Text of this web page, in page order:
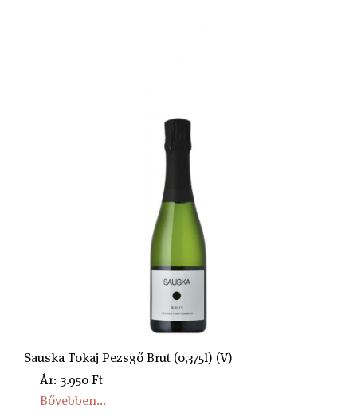
Sauska Tokaj Pezsgő Brut (0,375l) (V)
Ár: 3.950 Ft
Bővebben...